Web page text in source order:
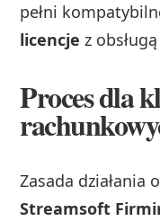
pełni
licencje z
Proces dla
Zasada działania
Streamsoft